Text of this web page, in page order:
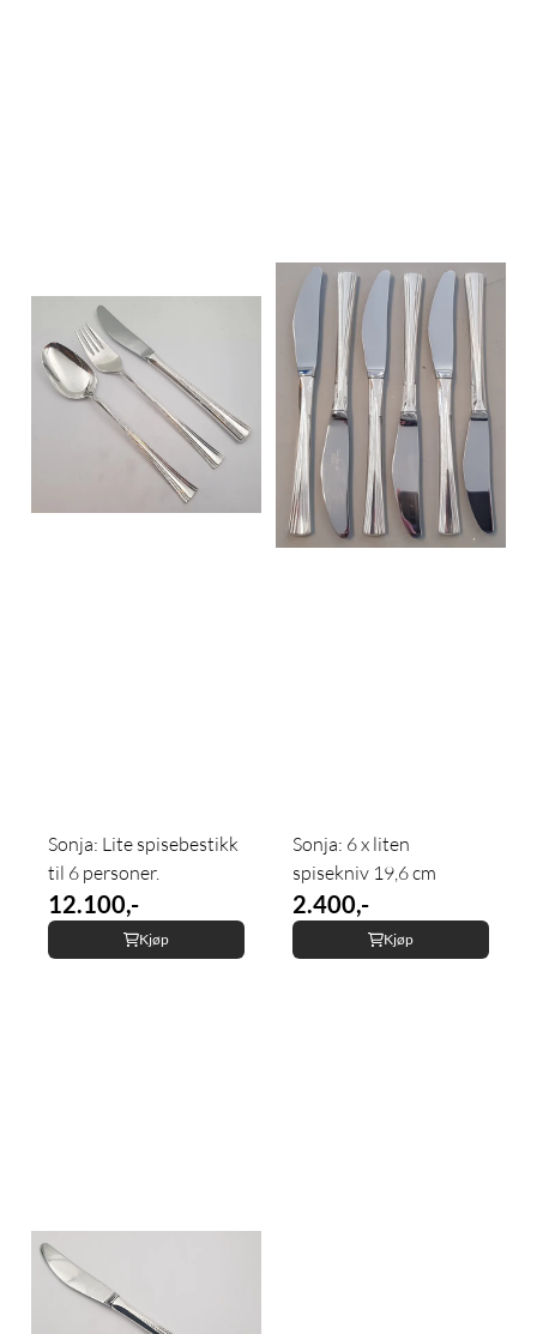
Sonja: Lite spisebestikk
til 6 personer.
12.100,-
Kjøp
Sonja: 6 x liten
spisekniv 19,6 cm
2.400,-
Kjøp